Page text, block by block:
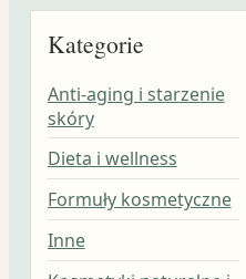
Kategorie
Anti-aging i starzenie
skóry
Dieta i wellness
Formuły kosmetyczne
Inne